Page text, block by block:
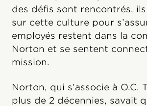
des défis sont rencontrés, ils
sur cette culture pour
employés restent dans la
Norton et se sentent
mission.
Norton, qui s’associe à O.C.
plus de 2 décennies, savait